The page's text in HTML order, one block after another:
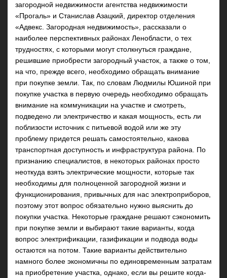
загородной недвижимости агентства недвижимости
«Прогаль» и Станислав Азацкий, директор отделения
«Адвекс. Загородная недвижимость», рассказали о
наиболее перспективных районах Ленобласти, о тех
трудностях, с которыми могут столкнуться граждане,
решившие приобрести загородный участок, а также о том,
на что, прежде всего, необходимо обращать внимание
при покупке земли. Так, по словам Людмилы Юшиной при
покупке участка в первую очередь необходимо обращать
внимание на коммуникации на участке и смотреть,
подведено ли электричество и какая мощность, есть ли
поблизости источник с питьевой водой или же эту
проблему придется решать самостоятельно, какова
транспортная доступность и инфраструктура района. По
признанию специалистов, в некоторых районах просто
неоткуда взять электрические мощности, которые так
необходимы для полноценной загородной жизни и
функционирования, привычных для нас электроприборов,
поэтому этот вопрос обязательно нужно выяснить до
покупки участка. Некоторые граждане решают сэкономить
при покупке земли и выбирают такие варианты, когда
вопрос электрификации, газификации и подвода воды
остаются на потом. Такие варианты действительно
намного более экономичны по единовременным затратам
на приобретение участка, однако, если вы решите когда-